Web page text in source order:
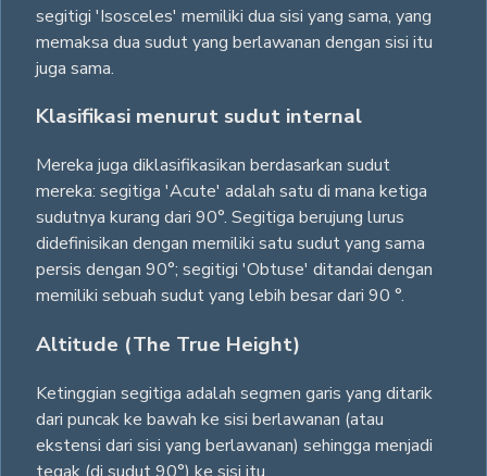
segitigi 'Isosceles' memiliki dua sisi yang sama, yang
memaksa dua sudut yang berlawanan dengan sisi itu
juga sama.
Klasifikasi menurut sudut internal
Mereka juga diklasifikasikan berdasarkan sudut
mereka: segitiga 'Acute' adalah satu di mana ketiga
sudutnya kurang dari 90°. Segitiga berujung lurus
didefinisikan dengan memiliki satu sudut yang sama
persis dengan 90°; segitigi 'Obtuse' ditandai dengan
memiliki sebuah sudut yang lebih besar dari 90 °.
Altitude (The True Height)
Ketinggian segitiga adalah segmen garis yang ditarik
dari puncak ke bawah ke sisi berlawanan (atau
ekstensi dari sisi yang berlawanan) sehingga menjadi